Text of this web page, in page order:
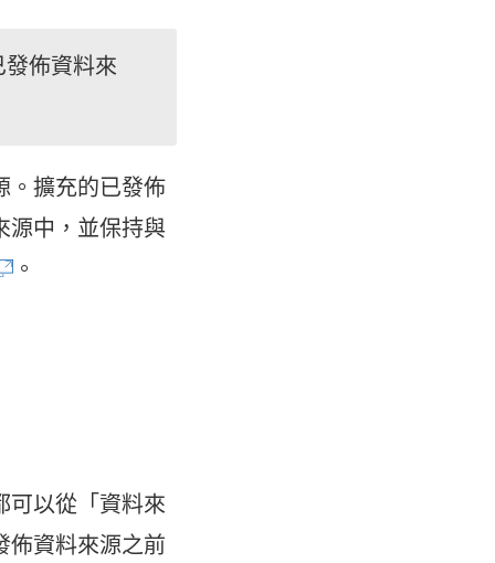
佈資料來
。擴充的已發佈
源中，並保持與
。
可以從「資料來
佈資料來源之前